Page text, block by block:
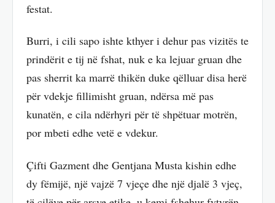
festat.
Burri, i cili sapo ishte kthyer i dehur pas vizitës te
prindërit e tij në fshat, nuk e ka lejuar gruan dhe
pas sherrit ka marrë thikën duke qëlluar disa herë
për vdekje fillimisht gruan, ndërsa më pas
kunatën, e cila ndërhyri për të shpëtuar motrën,
por mbeti edhe vetë e vdekur.
Çifti Gazment dhe Gentjana Musta kishin edhe
dy fëmijë, një vajzë 7 vjeçe dhe një djalë 3 vjeç,